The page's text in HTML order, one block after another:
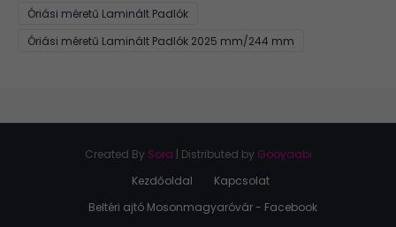
Óriási méretű Laminált Padlók
Óriási méretű Laminált Padlók 2025 mm/244 mm
Created By Sora | Distributed by Gooyaabi
Kezdőoldal
Kapcsolat
Beltéri ajtó Mosonmagyaróvár - Facebook